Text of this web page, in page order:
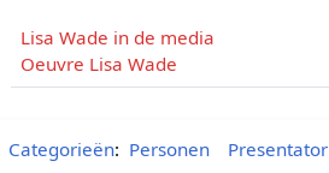
Lisa Wade in de media
Oeuvre Lisa Wade
Categorieën: Personen Presentator